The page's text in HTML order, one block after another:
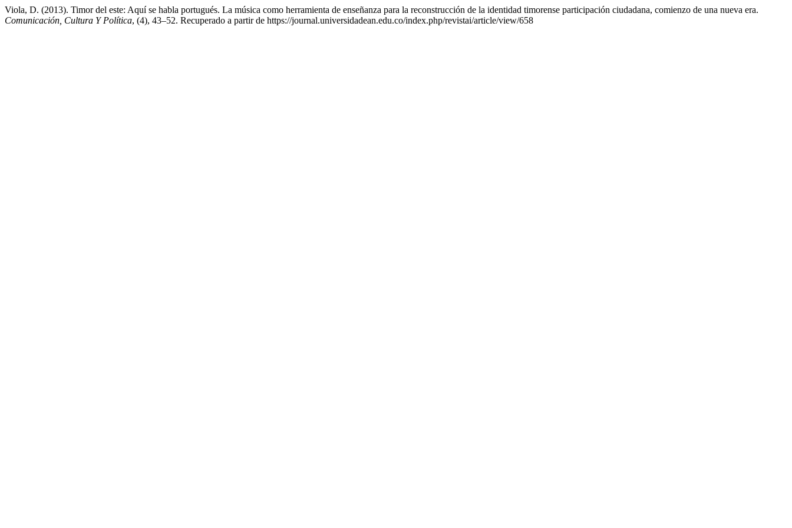
Viola, D. (2013). Timor del este: Aquí se habla portugués. La música como herramienta de enseñanza para la reconstrucción de la identidad timorense participación ciudadana, comienzo de una nueva era.
Comunicación, Cultura Y Política, (4), 43–52. Recuperado a partir de https://journal.universidadean.edu.co/index.php/revistai/article/view/658